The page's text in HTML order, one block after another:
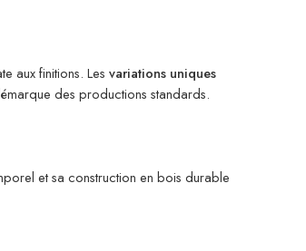
aux finitions. Les variations uniques
des productions standards.
et sa construction en bois durable